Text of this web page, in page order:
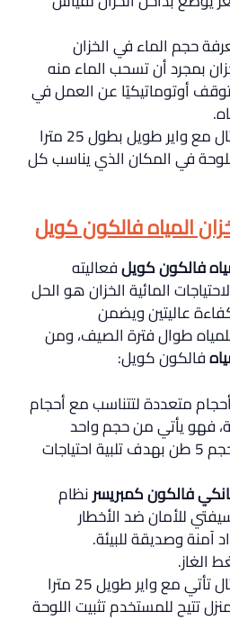
حجم الماء في الخزان
بمجرد أن تسحب الماء منه
أوتوماتيكيًا عن العمل في
لوحة تحكم ديجيتال مع واير طويل بطول 25 مترا
في المكان الذي يناسب كل
المياه فالكون كويل
فالكون كويلفعاليته
المائية الخزان هو الحل
عاليتين ويضمن
طوال فترة الصيف، ومن
فالكون كويل:
متعددة لتتناسب مع أحجام
فهو يأتي من حجم واحد
ونصف طن إلى حجم 5 طن بهدف تلبية احتياجات
فالكون كمبريسرنظام
للأمان ضد الأخطار
وصديقة للبيئة.
الغاز.
لوحة تحكم ديجيتال تأتي مع واير طويل 25 مترا
تتيح للمستخدم تثبيت اللوحة